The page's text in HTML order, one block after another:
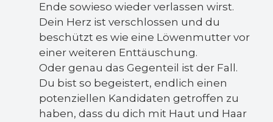
Ende sowieso wieder verlassen wirst.
Dein Herz ist verschlossen und du
beschützt es wie eine Löwenmutter vor
einer weiteren Enttäuschung.
Oder genau das Gegenteil ist der Fall.
Du bist so begeistert, endlich einen
potenziellen Kandidaten getroffen zu
haben, dass du dich mit Haut und Haar